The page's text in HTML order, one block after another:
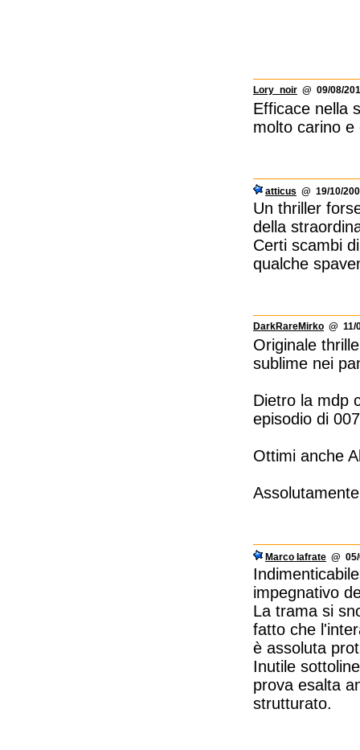
Lory_noir @ 09/08/
Efficace nella
molto carino e
atticus @ 19/10/
Un thriller
della
Certi scambi
qualche
DarkRareMirko @ 11/
Originale
sublime nei
Dietro la mdp
episodio di
Ottimi anche
Marco Iafrate @
impegnativo
La trama si
fatto che
è assoluta
Inutile
prova esalta
strutturato.